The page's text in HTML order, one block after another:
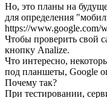
Но, это планы на
для определения
https://www.google.com/
Чтобы проверить свой
кнопку Analize.
Что интересно,
под планшеты, Google
Почему так?
При тестировании,